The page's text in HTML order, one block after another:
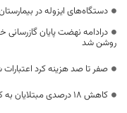
دستگاه‌های ایزوله در
روشن شد
صفر تا صد هزینه کرد
کاهش ۱۸ درصدی مبتلایان به کرونا در شهرستان طبس